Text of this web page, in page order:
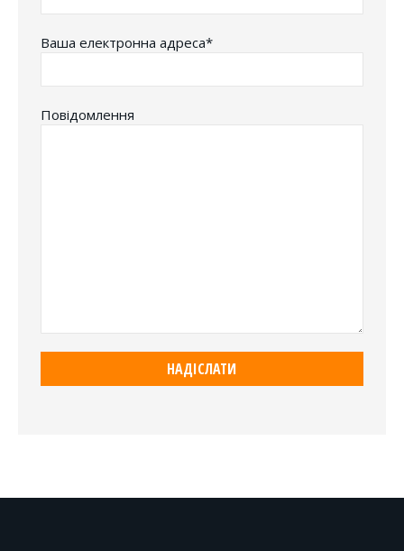
Ваша електронна адреса*
Повідомлення